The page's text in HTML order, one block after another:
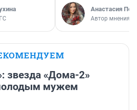
Анастасия
Автор мнения
звезда «Дома-2»
мужем